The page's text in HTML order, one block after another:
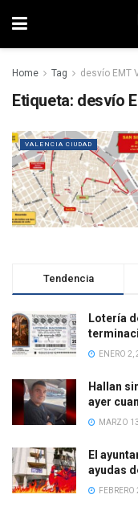
Home Tag desvío EMT
Etiqueta: desvío
VALENCIA CIUDAD
Tendencia
Lotería
ENERO 2,
Hallan
ayer
MARZO
El
ayudas